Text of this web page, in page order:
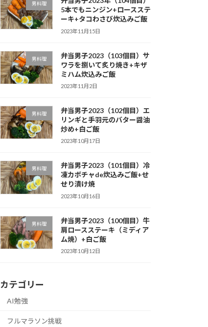
男料理
5本でもニンジン+ロースステ
ーキ+タコわさび炊込みご飯
2023年11月15日
男料理
弁当男子2023（103個目）サ
ワラを捌いて炙り焼き+キザ
ミハム炊込みご飯
2023年11月2日
男料理
弁当男子2023（102個目）エ
リンギと手羽元のバター醤油
炒め+白ご飯
2023年10月17日
男料理
弁当男子2023（101個目）冷
凍カボチャde炊込みご飯+せ
せり漬け焼
2023年10月16日
男料理
弁当男子2023（100個目）牛
肩ロースステーキ（ミディア
ム焼）+白ご飯
2023年10月12日
カテゴリー
AI勉強
フルマラソン挑戦